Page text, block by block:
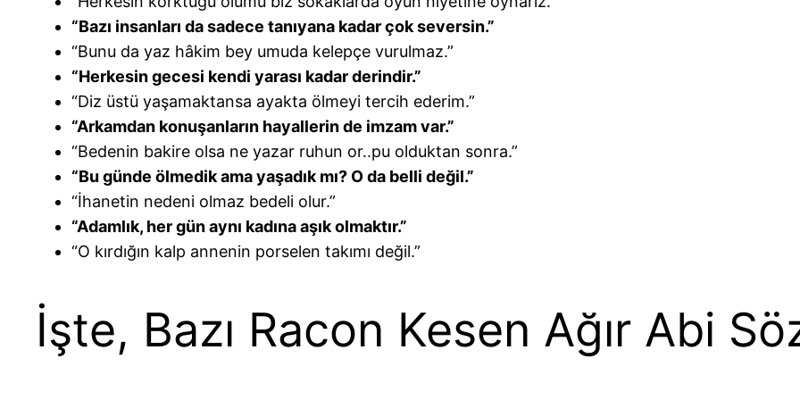
“Bazı insanları da sadece tanıyana kadar çok seversin.”
“Bunu da yaz hâkim bey umuda kelepçe vurulmaz.”
“Herkesin gecesi kendi yarası kadar derindir.”
“Diz üstü yaşamaktansa ayakta ölmeyi tercih ederim.”
“Arkamdan konuşanların hayallerin de imzam var.”
“Bedenin bakire olsa ne yazar ruhun or..pu olduktan sonra.”
“Bu günde ölmedik ama yaşadık mı? O da belli değil.”
“İhanetin nedeni olmaz bedeli olur.”
“Adamlık, her gün aynı kadına aşık olmaktır.”
“O kırdığın kalp annenin porselen takımı değil.”
İşte, Bazı Racon Kesen Ağır Abi